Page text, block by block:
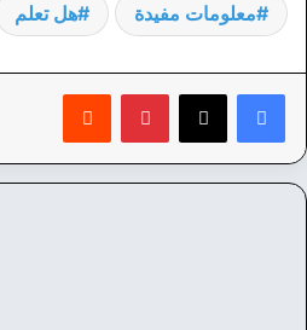
معلومات مفيدة هل تعلم
بينتيريست